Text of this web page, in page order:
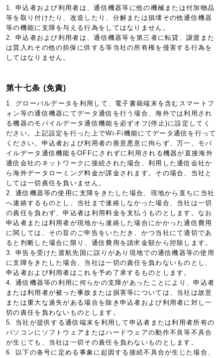
1. 申込者および利用者は、通信機器等に他の機械または付加物品
等を取り付けたり、改造したり、分解または損壊その他通信機器
等の機能に支障を与える行為をしてはなりません。
2. 申込者および利用者は、通信機器等を第三者に転貸、譲渡また
は質入れその他の担保に供する等当社の所有権を侵害する行為を
してはなりません。
第十七条 (免責)
1. グローバルデータを利用して、電子書籍端末を含むスマートフ
ォン等の通信機器にてデータ通信を行う場合、海外では利用され
る機器のモバイルデータ通信機能を必ずオフ(停止)に設定してく
ださい。上記設定を行った上でWi-Fi機能にてデータ通信を行って
ください。申込者および利用者の善意悪意に拘らず、万一、モバ
イルデータ通信機能をOFFにされずに利用される機器が直接海外
通信会社のネットワークに接続された場合、利用した通信会社か
ら海外データローミング料金が課金されます。その場合、当社と
しては一切責任を負いません。
2. 通信機器等の使用に支障をきたした場合、現地から直ちに当社
へ連絡するものとし、当社まで連絡しなかった場合、当社は一切
の責任を負わず、申込者は利用料金を支払うものとします。なお
申込者または利用者が現地から連絡した場合にかかった通信費用
に関しては、その旨のご申告をいただき、かつ当社にて適切であ
ると判断した場合に限り、通信費用を請求金額から控除します。
3. 申告を受けた渡航先国に誤りがあり現地での通信機器等の使用
に支障をきたした場合、当社は一切の責任を負わないものとし、
申込者および利用者はこれを予め了承するものとします。
4. 通信機器等の利用に何らかの支障があったことにより、申込者
または利用者が被った事故または損害等については、当社は故意
または重大な過失がある場合を除き申込者および利用者に対し一
切の責任を負わないものとします。
5. 当社が提供する通信端末を利用して申込者または利用者所有の
パソコンにソフトウェアまたはハードウェアの動作不良等不具合
が生じても、当社は一切その責任を負わないものとします。
6. 以下の各号に定める事象に起因する接続不具合が生じた場合、